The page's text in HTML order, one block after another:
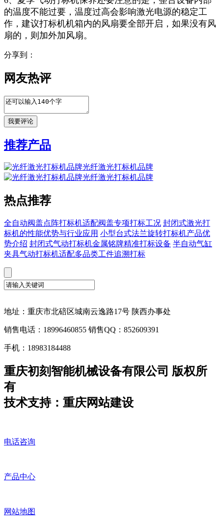
的温度不能过要，温度过高会影响激光电源的稳定工
作，建议打标机机箱内的风扇要全部开启，如果没有风
扇的，则加外加风扇。
分享到：
网友热评
推荐产品
光纤激光打标机品牌
光纤激光打标机品牌
热点推荐
全自动阀盖点阵打标机适配阀盖专项打标工况 封闭式激光打
标机的性能优势与行业应用 小型台式法兰旋转打标机产品优
势介绍 封闭式气动打标机金属铭牌精准打标设备 半自动气缸
夹具气动打标机适配多品类工件追溯打标
地址：重庆市北碚区城南云逸路17号 陕西办事处
销售电话：18996460855 销售QQ：852609391
手机：18983184488
重庆初刻智能机械设备有限公司 版权所
有
技术支持：重庆网站建设
电话咨询
产品中心
网站地图